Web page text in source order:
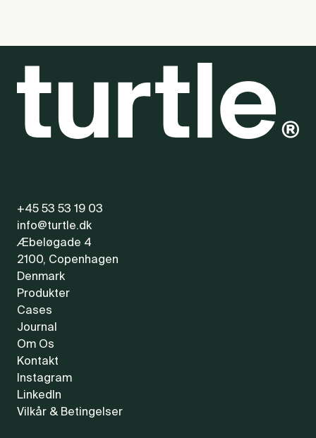
+45 53 53 19 03
info@turtle.dk
Æbeløgade 4
2100, Copenhagen
Denmark
Produkter
Cases
Journal
Om Os
Kontakt
Instagram
LinkedIn
Vilkår & Betingelser